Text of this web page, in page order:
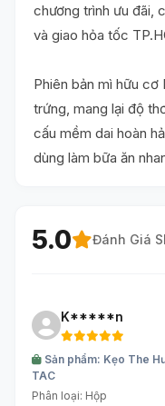
chương trình ưu đãi,
và giao hỏa tốc
Phiên bản mì hữu
trứng, mang lại độ
cấu mềm dai hoàn
dùng làm bữa ăn
5.0 Đánh Giá
K*****n
Sản phẩm: Kẹo The
TAC
Phân loại: Hộp